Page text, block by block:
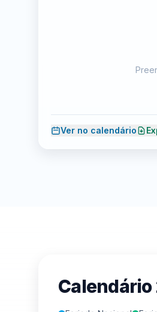
Ver no calendário
Calendário